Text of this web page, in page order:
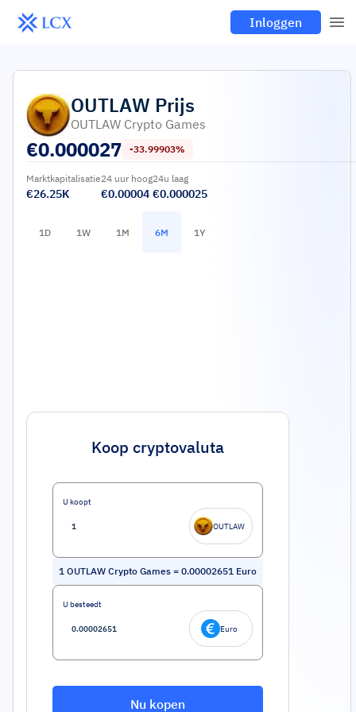
Inloggen
OUTLAW Prijs
OUTLAW Crypto Games
€0.000027 -33.99903%
Marktkapitalisatie
€26.25K
24 uur hoog
€0.00004
24u laag
€0.000025
1D 1W 1M 6M 1Y
Koop cryptovaluta
U koopt
OUTLAW
1 OUTLAW Crypto Games = 0.00002651 Euro
U besteedt
Euro
Nu kopen